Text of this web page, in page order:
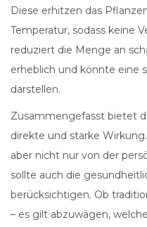
Diese erhitzen das
Temperatur, sodass keine
reduziert die Menge an
erheblich und könnte eine
darstellen.
Zusammengefasst bietet
direkte und starke
aber nicht nur von der
sollte auch die
berücksichtigen. Ob
– es gilt abzuwägen,